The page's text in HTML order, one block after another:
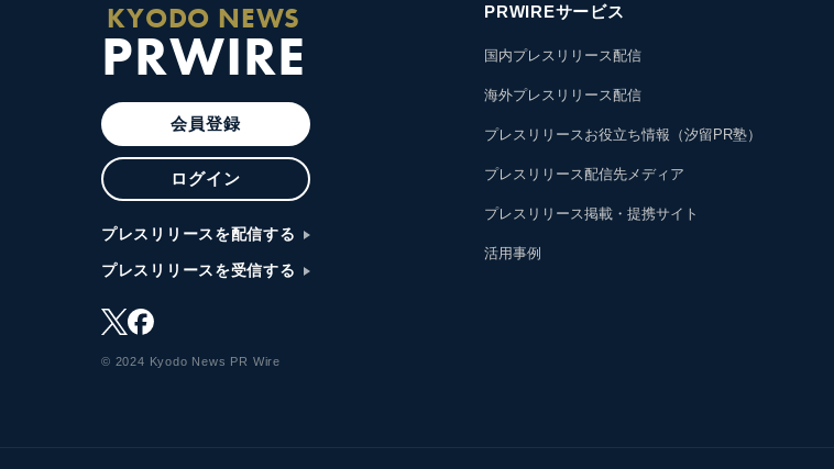
KYODO NEWS
PRWIRE
会員登録
ログイン
プレスリリースを配信する
プレスリリースを受信する
© 2024 Kyodo News PR Wire
PRWIREサービス
国内プレスリリース配信
海外プレスリリース配信
プレスリリースお役立ち情報（汐留PR塾）
プレスリリース配信先メディア
プレスリリース掲載・提携サイト
活用事例